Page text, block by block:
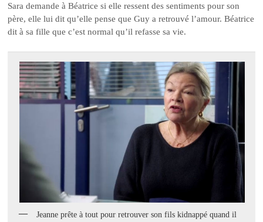
Sara demande à Béatrice si elle ressent des sentiments pour son
père, elle lui dit qu’elle pense que Guy a retrouvé l’amour. Béatrice
dit à sa fille que c’est normal qu’il refasse sa vie.
Jeanne prête à tout pour retrouver son fils kidnappé quand il